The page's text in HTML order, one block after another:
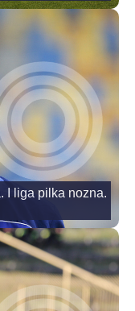
I liga pilka nozna.